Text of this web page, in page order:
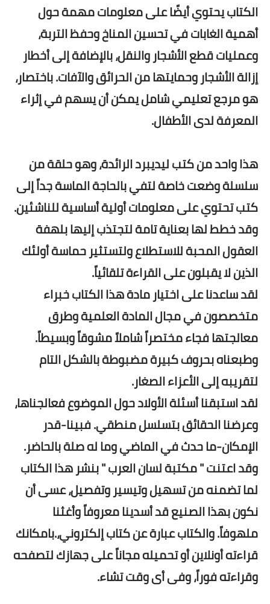
الكتاب يحتوي أيضًا على معلومات مهمة حول
أهمية الغابات في تحسين المناخ وحفظ التربة،
وعمليات قطع الأشجار والنقل، بالإضافة إلى أخطار
إزالة الأشجار وحمايتها من الحرائق والآفات. باختصار،
هو مرجع تعليمي شامل يمكن أن يسهم في إثراء
المعرفة لدى الأطفال.
هذا واحد من كتب ليديبرد الرائدة، وهو حلقة من
سلسلة وضعت خاصة لتفي بالحاجة الماسة جداً إلى
كتب تحتوي على معلومات أولية أساسية للناشئين.
وقد خطط لها بعناية تامة لتجتذب إليها بلهفة
العقول المحبة للاستطلاع ولتستثير حماسة أولئك
الذين لا يقبلون على القراءة تلقائياً.
لقد ساعدنا على اختيار مادة هذا الكتاب خبراء
متخصصون في مجال المادة العلمية وطرق
معالجتها فجاء مختصراً شاملاً مشوقاً وبسيطاً.
وطبعناه بحروف كبيرة مضبوطة بالشكل التام
لتقريبه إلى الأعزاء الصغار.
لقد استبقنا أسئلة الأولاد حول الموضوع فعالجناها،
وعرضنا الحقائق بتسلسل منطقي. فبينا-قدر
الإمكان-ما حدث في الماضي وما له صلة بالحاضر.
وقد اعتنت " مكتبة لسان العرب " بنشر هذا الكتاب
لما تضمنه من تسهيل وتيسير وتفصيل، عسى أن
نكون بهذا الصنيع قد أسدينا معروفاً وأغثنا
ملهوفاً. والكتاب عبارة عن كتاب إلكتروني،.بامكانك
قراءته أونلاين أو تحميله مجاناً على جهازك لتصفحه
وقراءته فوراً، وفى أى وقت تشاء.